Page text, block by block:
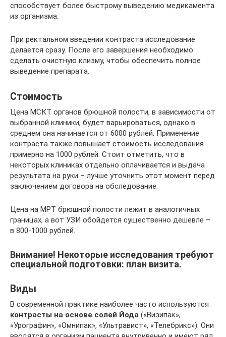
способствует более быстрому выведению медикамента
из организма.
При ректальном введении контраста исследование
делается сразу. После его завершения необходимо
сделать очистную клизму, чтобы обеспечить полное
выведение препарата.
Стоимость
Цена МСКТ органов брюшной полости, в зависимости от
выбранной клиники, будет варьироваться, однако в
среднем она начинается от 6000 рублей. Применение
контраста также повышает стоимость исследования
примерно на 1000 рублей. Стоит отметить, что в
некоторых клиниках отдельно оплачивается и выдача
результата на руки – лучше уточнить этот момент перед
заключением договора на обследование.
Цена на МРТ брюшной полости лежит в аналогичных
границах, а вот УЗИ обойдется существенно дешевле –
в 800-1000 рублей.
Внимание! Некоторые исследования требуют
специальной подготовки: план визита.
Виды
В современной практике наиболее часто используются
контрасты на основе солей Йода («Визипак»,
«Урографин», «Омнипак», «Ультравист», «Телебрикс»). Они